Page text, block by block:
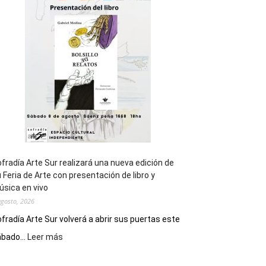
general
de
los
Juegos
Epade
2027
Arte Sur realizará una nueva edición de
Feria de Arte con presentación de libro y
en vivo
2026
Arte Sur volverá a abrir sus puertas este
Leer más